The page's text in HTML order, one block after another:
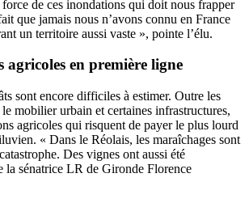
force de ces inondations qui doit nous frapper
que jamais nous n’avons connu en France
un territoire aussi vaste », pointe l’élu.
agricoles en première ligne
sont encore difficiles à estimer. Outre les
mobilier urbain et certaines infrastructures,
agricoles qui risquent de payer le plus lourd
« Dans le Réolais, les maraîchages sont
Des vignes ont aussi été
la sénatrice LR de Gironde Florence